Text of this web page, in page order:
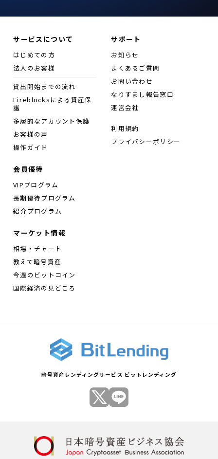
サービスについて
はじめての方
法人のお客様
貸出開始までの流れ
Fireblocksによる資産保
護
多層的なアカウント保護
お客様の声
操作ガイド
会員優待
VIPプログラム
長期優待プログラム
紹介プログラム
マーケット情報
相場・チャート
教えて暗号資産
今週のビットコイン
国際経済の見どころ
サポート
お知らせ
よくあるご質問
お問い合わせ
なりすまし報告窓口
運営会社
利用規約
プライバシーポリシー
暗号資産レンディングサービス ビットレンディング